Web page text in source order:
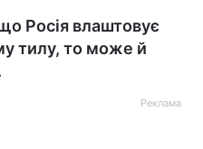
Росія влаштовує
тилу, то може й
Реклама